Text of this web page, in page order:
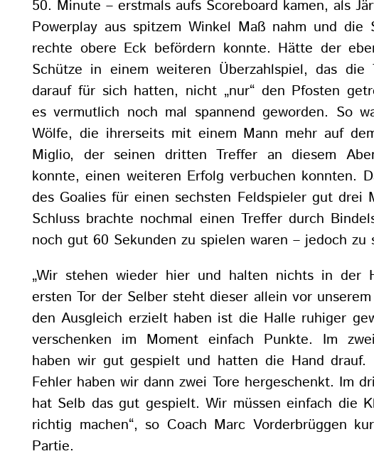
50. Minute – erstmals aufs Scoreboard kamen, als
Powerplay aus spitzem Winkel Maß nahm und die
rechte obere Eck befördern konnte. Hätte der
Schütze in einem weiteren Überzahlspiel, das die
darauf für sich hatten, nicht „nur“ den Pfosten
es vermutlich noch mal spannend geworden. So
Wölfe, die ihrerseits mit einem Mann mehr auf
Miglio, der seinen dritten Treffer an diesem
konnte, einen weiteren Erfolg verbuchen konnten.
des Goalies für einen sechsten Feldspieler gut drei
Schluss brachte nochmal einen Treffer durch
noch gut 60 Sekunden zu spielen waren – jedoch zu
„Wir stehen wieder hier und halten nichts in der
ersten Tor der Selber steht dieser allein vor
den Ausgleich erzielt haben ist die Halle ruhiger
verschenken im Moment einfach Punkte. Im
haben wir gut gespielt und hatten die Hand drauf.
Fehler haben wir dann zwei Tore hergeschenkt. Im
hat Selb das gut gespielt. Wir müssen einfach die
richtig machen“, so Coach Marc Vorderbrüggen
Partie.